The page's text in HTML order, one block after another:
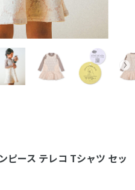
ピース テレコ Tシャツ セッ